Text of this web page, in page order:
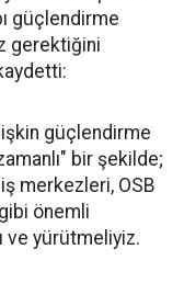
güçlendirme
gerektiğini
güçlendirme
bir şekilde;
merkezleri, OSB
önemli
ve yürütmeliyiz.